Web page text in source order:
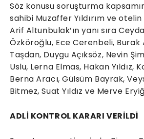
Söz konusu soruşturma
sahibi Muzaffer Yıldırım ve
Arif Altunbulak’ın yanı sıra
Özköroğlu, Ece Cerenbeli, Burak
Taşdan, Duygu Açıksöz, Nevin
Uslu, Lerna Elmas, Hakan Yıldız,
Berna Aracı, Gülsüm Bayrak,
Bitmez, Suat Yıldız ve Merve
ADLİ KONTROL KARARI VERİLDİ